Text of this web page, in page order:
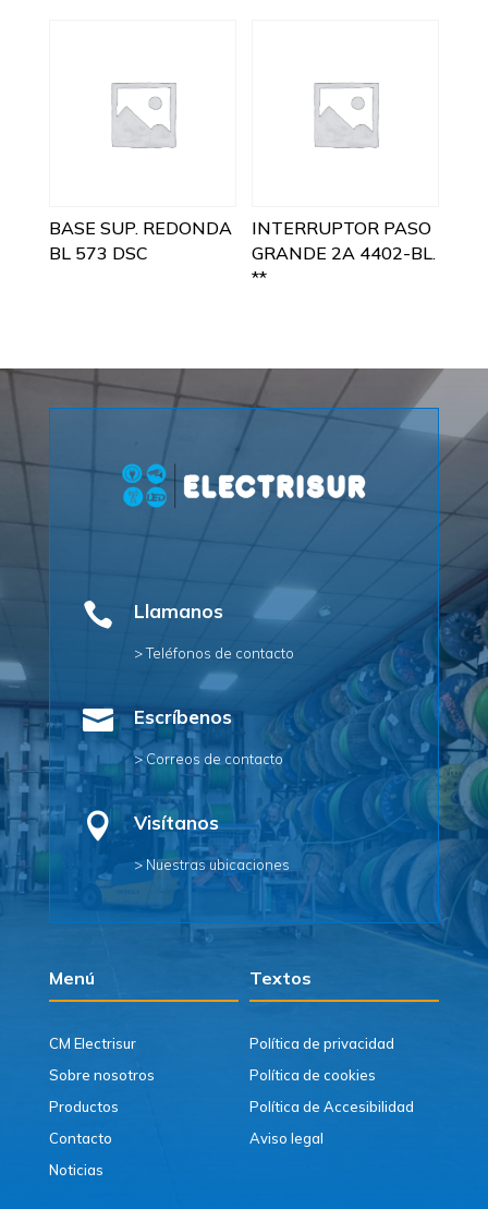
BASE SUP. REDONDA
BL 573 DSC
INTERRUPTOR PASO
GRANDE 2A 4402-BL.
**
 Llamanos
> Teléfonos de contacto
 Escríbenos
> Correos de contacto
 Visítanos
> Nuestras ubicaciones
Menú Textos
CM Electrisur
Sobre nosotros
Productos
Contacto
Noticias
Política de privacidad
Política de cookies
Política de Accesibilidad
Aviso legal